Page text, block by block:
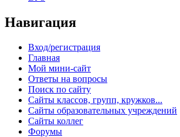
Навигация
Вход/регистрация
Главная
Мой мини-сайт
Ответы на вопросы
Поиск по сайту
Сайты классов, групп, кружков...
Сайты образовательных учреждений
Сайты коллег
Форумы